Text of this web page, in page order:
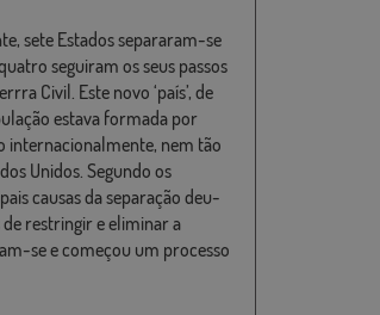
sete Estados separaram-se
seguiram os seus passos
Civil. Este novo ‘país’, de
estava formada por
internacionalmente, nem tão
Unidos. Segundo os
causas da separação deu-
restringir e eliminar a
se e começou um processo